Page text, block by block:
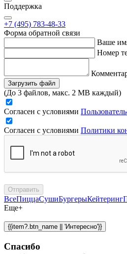
Поддержка
+7 (495) 783-48-33
Форма обратной связи
Ваше
Номер
Загрузить файл
(До 3 файлов, макс. 2 MB каждый)
Согласен с условиями
Согласен с условиями Политики
Отправить
ВсеПиццаСушиБургерыКейтеринг
Еще+
{{item?.btn_name || 'Интересно'}}
Спасибо